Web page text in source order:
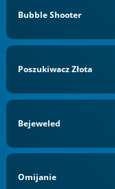
Bubble Shooter
Poszukiwacz Złota
Bejeweled
Omijanie